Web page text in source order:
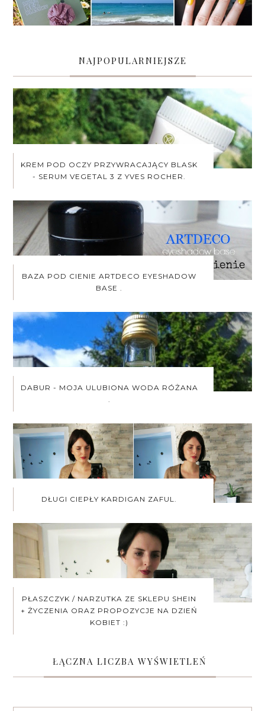
NAJPOPULARNIEJSZE
KREM POD OCZY PRZYWRACAJĄCY BLASK
- SERUM VEGETAL 3 Z YVES ROCHER.
BAZA POD CIENIE ARTDECO EYESHADOW
BASE .
DABUR - MOJA ULUBIONA WODA RÓŻANA
.
DŁUGI CIEPŁY KARDIGAN ZAFUL.
PŁASZCZYK / NARZUTKA ZE SKLEPU SHEIN
+ ŻYCZENIA ORAZ PROPOZYCJE NA DZIEŃ
KOBIET :)
ŁĄCZNA LICZBA WYŚWIETLEŃ